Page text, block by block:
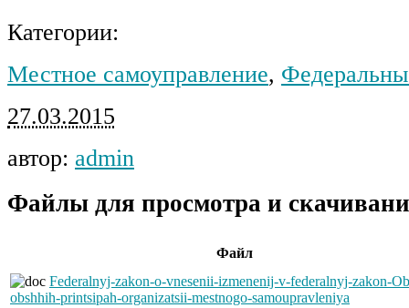
Категории:
Местное самоуправление,
27.03.2015
автор: admin
Файлы для просмотра и
Файл
Federalnyj-zakon-o-vnesenii-izmenenij-v-federalnyj-zakon-
obshhih-printsipah-organizatsii-mestnogo-samoupravleniya